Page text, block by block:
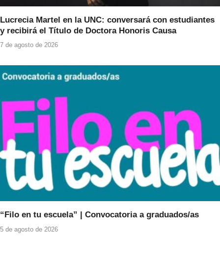
Lucrecia Martel en la UNC: conversará con estudiantes
y recibirá el Título de Doctora Honoris Causa
7 de agosto de 2026
“Filo en tu escuela” | Convocatoria a graduados/as
5 de agosto de 2026